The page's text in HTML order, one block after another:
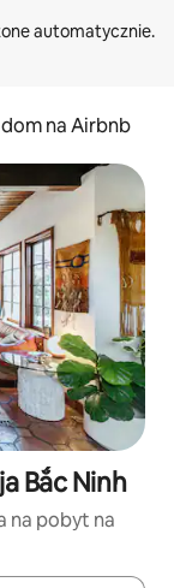
na Airbnb
Bắc Ninh
na pobyt na